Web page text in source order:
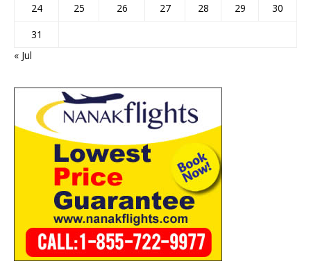
24
25 26 27 28 29
30
31
« Jul